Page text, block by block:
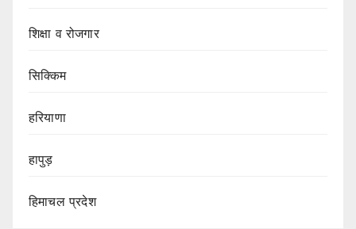
शिक्षा व रोजगार
सिक्किम
हरियाणा
हापुड़
हिमाचल प्रदेश